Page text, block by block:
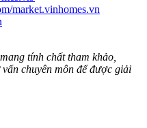
market.vinhomes.vn
tính chất tham khảo,
chuyên môn để được giải